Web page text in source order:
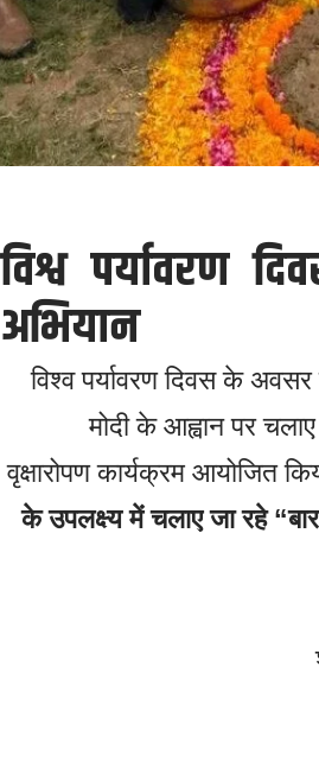
विश्व पर्यावरण
अभियान
विश्व पर्यावरण दिवस के अवसर
मोदी के आह्वान पर
वृक्षारोपण कार्यक्रम आयोजित
के उपलक्ष्य में चलाए जा रहे